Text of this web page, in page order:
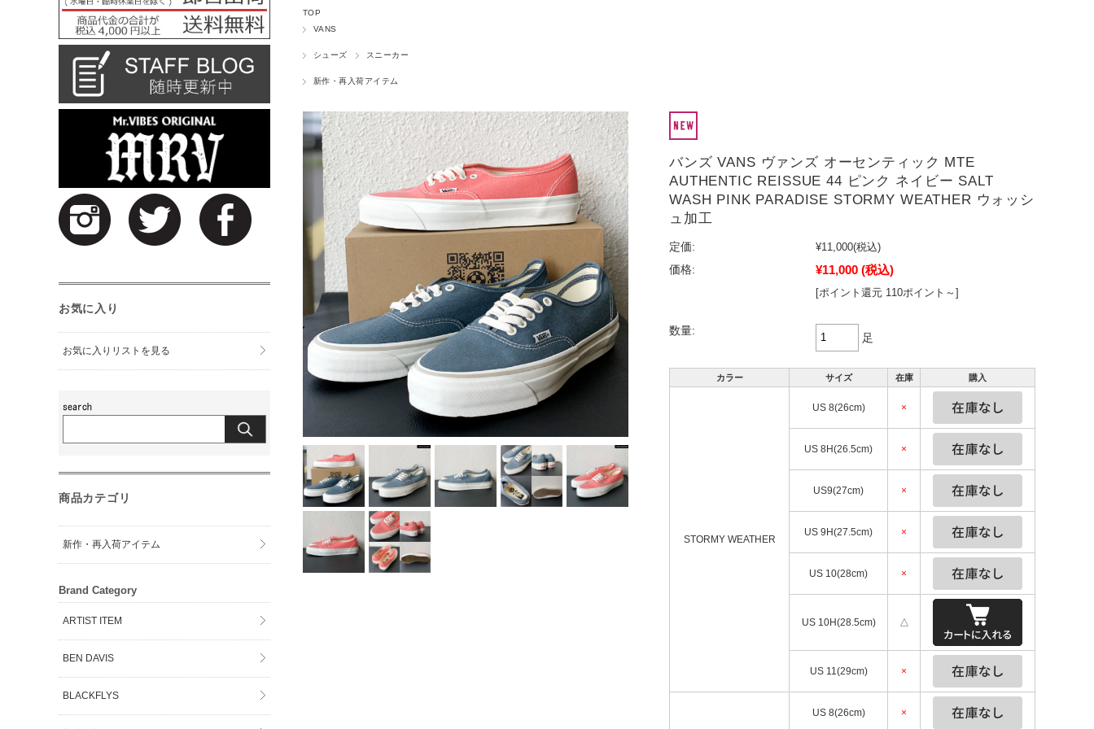
TOP
VANS
シューズ スニーカー
新作・再入荷アイテム
バンズ VANS ヴァンズ オーセンティック MTE
AUTHENTIC REISSUE 44 ピンク ネイビー SALT
WASH PINK PARADISE STORMY WEATHER ウォッシ
ュ加工
定価: ¥11,000(税込)
価格:
¥11,000 (税込)
[ポイント還元 110ポイント～]
数量:
足
カラー サイズ 在庫 購入
STORMY WEATHER
US 8(26cm) ×
US 8H(26.5cm) ×
US9(27cm) ×
US 9H(27.5cm) ×
US 10(28cm) ×
US 10H(28.5cm) △
US 11(29cm) ×
US 8(26cm) ×
お気に入り
お気に入りリストを見る
商品カテゴリ
新作・再入荷アイテム
Brand Category
ARTIST ITEM
BEN DAVIS
BLACKFLYS